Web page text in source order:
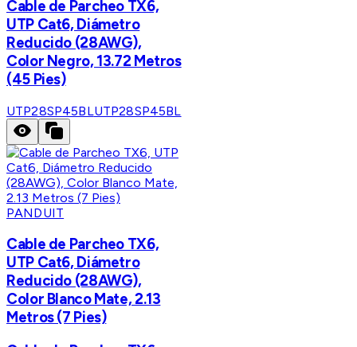
Cable de Parcheo TX6,
UTP Cat6, Diámetro
Reducido (28AWG),
Color Negro, 13.72 Metros
(45 Pies)
UTP28SP45BLUTP28SP45BL
PANDUIT
Cable de Parcheo TX6,
UTP Cat6, Diámetro
Reducido (28AWG),
Color Blanco Mate, 2.13
Metros (7 Pies)